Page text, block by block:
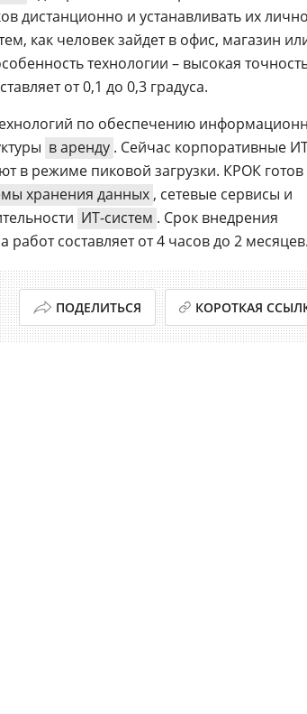
дистанционно и устанавливать их
как человек зайдет в офис, магазин
технологии – высокая
от 0,1 до 0,3 градуса.
по обеспечению
в аренду . Сейчас корпоративные
в режиме пиковой загрузки. КРОК готов
хранения данных , сетевые сервисы и
ИТ-систем . Срок внедрения
составляет от 4 часов до 2
ПОДЕЛИТЬСЯ КОРОТКАЯ